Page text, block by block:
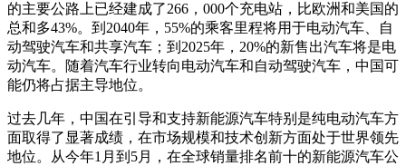
的主要公路上已经建成了266，000个充电站，比欧洲和美国的
总和多43%。到2040年，55%的乘客里程将用于电动汽车、自
动驾驶汽车和共享汽车；到2025年，20%的新售出汽车将是电
动汽车。随着汽车行业转向电动汽车和自动驾驶汽车，中国可
能仍将占据主导地位。
过去几年，中国在引导和支持新能源汽车特别是纯电动汽车方
面取得了显著成绩，在市场规模和技术创新方面处于世界领先
地位。从今年1月到5月，在全球销量排名前十的新能源汽车公